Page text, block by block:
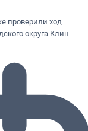
проверили ход
округа Клин